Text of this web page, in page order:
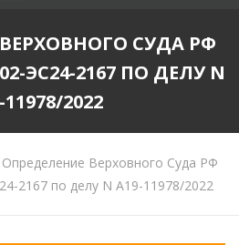
СУДА РФ
ЭС24-2167 ПО ДЕЛУ N
2022
Верховного Суда РФ
2167 по делу N А19-11978/2022